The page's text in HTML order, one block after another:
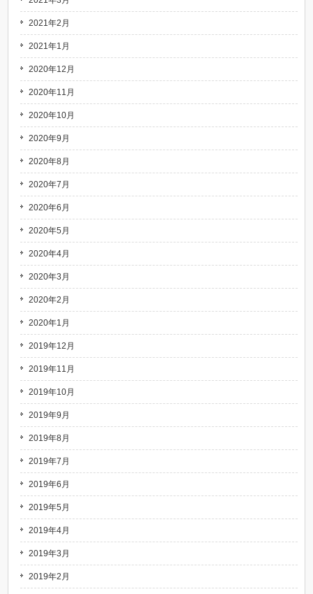
2021年2月
2021年1月
2020年12月
2020年11月
2020年10月
2020年9月
2020年8月
2020年7月
2020年6月
2020年5月
2020年4月
2020年3月
2020年2月
2020年1月
2019年12月
2019年11月
2019年10月
2019年9月
2019年8月
2019年7月
2019年6月
2019年5月
2019年4月
2019年3月
2019年2月